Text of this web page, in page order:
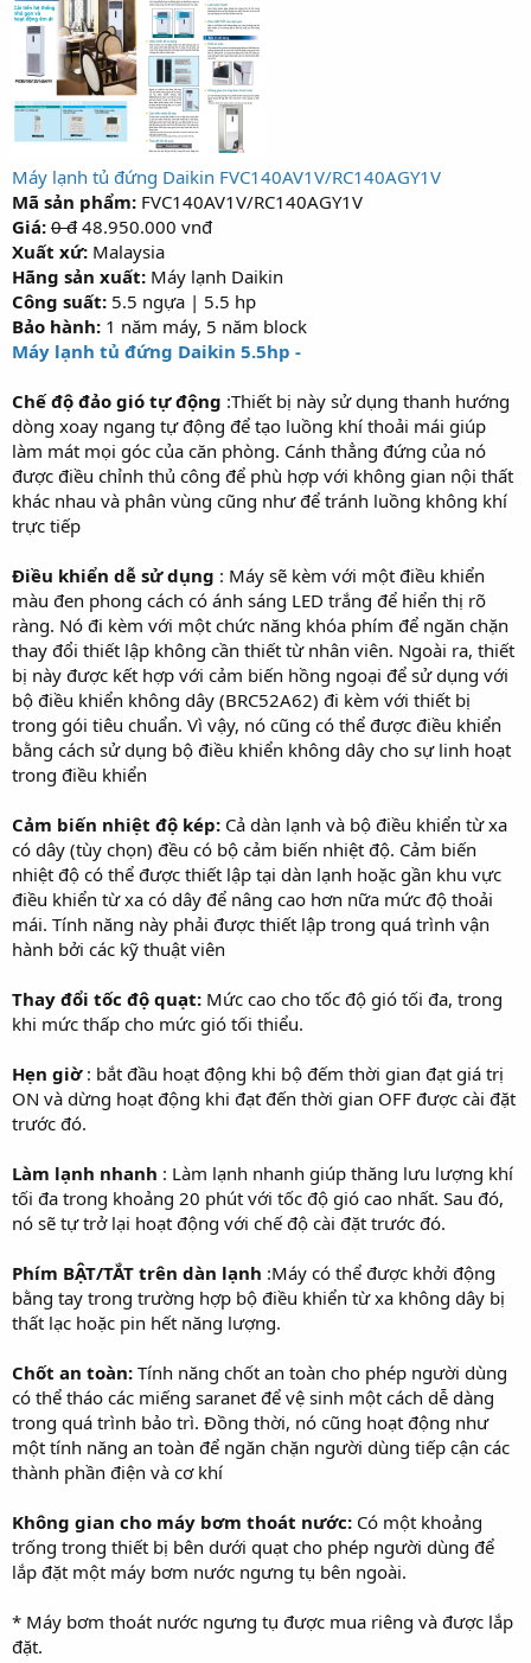
Máy lạnh tủ đứng Daikin FVC140AV1V/RC140AGY1V
Mã sản phẩm: FVC140AV1V/RC140AGY1V
Giá: 0 đ 48.950.000 vnđ
Xuất xứ: Malaysia
Hãng sản xuất: Máy lạnh Daikin
Công suất: 5.5 ngựa | 5.5 hp
Bảo hành: 1 năm máy, 5 năm block
Máy lạnh tủ đứng Daikin 5.5hp -
Chế độ đảo gió tự động :Thiết bị này sử dụng thanh hướng
dòng xoay ngang tự động để tạo luồng khí thoải mái giúp
làm mát mọi góc của căn phòng. Cánh thẳng đứng của nó
được điều chỉnh thủ công để phù hợp với không gian nội thất
khác nhau và phân vùng cũng như để tránh luồng không khí
trực tiếp
Điều khiển dễ sử dụng : Máy sẽ kèm với một điều khiển
màu đen phong cách có ánh sáng LED trắng để hiển thị rõ
ràng. Nó đi kèm với một chức năng khóa phím để ngăn chặn
thay đổi thiết lập không cần thiết từ nhân viên. Ngoài ra, thiết
bị này được kết hợp với cảm biến hồng ngoại để sử dụng với
bộ điều khiển không dây (BRC52A62) đi kèm với thiết bị
trong gói tiêu chuẩn. Vì vậy, nó cũng có thể được điều khiển
bằng cách sử dụng bộ điều khiển không dây cho sự linh hoạt
trong điều khiển
Cảm biến nhiệt độ kép: Cả dàn lạnh và bộ điều khiển từ xa
có dây (tùy chọn) đều có bộ cảm biến nhiệt độ. Cảm biến
nhiệt độ có thể được thiết lập tại dàn lạnh hoặc gần khu vực
điều khiển từ xa có dây để nâng cao hơn nữa mức độ thoải
mái. Tính năng này phải được thiết lập trong quá trình vận
hành bởi các kỹ thuật viên
Thay đổi tốc độ quạt: Mức cao cho tốc độ gió tối đa, trong
khi mức thấp cho mức gió tối thiểu.
Hẹn giờ: bắt đầu hoạt động khi bộ đếm thời gian đạt giá trị
ON và dừng hoạt động khi đạt đến thời gian OFF được cài đặt
trước đó.
Làm lạnh nhanh : Làm lạnh nhanh giúp thăng lưu lượng khí
tối đa trong khoảng 20 phút với tốc độ gió cao nhất. Sau đó,
nó sẽ tự trở lại hoạt động với chế độ cài đặt trước đó.
Phím BẬT/TẮT trên dàn lạnh :Máy có thể được khởi động
bằng tay trong trường hợp bộ điều khiển từ xa không dây bị
thất lạc hoặc pin hết năng lượng.
Chốt an toàn: Tính năng chốt an toàn cho phép người dùng
có thể tháo các miếng saranet để vệ sinh một cách dễ dàng
trong quá trình bảo trì. Đồng thời, nó cũng hoạt động như
một tính năng an toàn để ngăn chặn người dùng tiếp cận các
thành phần điện và cơ khí
Không gian cho máy bơm thoát nước: Có một khoảng
trống trong thiết bị bên dưới quạt cho phép người dùng để
lắp đặt một máy bơm nước ngưng tụ bên ngoài.
* Máy bơm thoát nước ngưng tụ được mua riêng và được lắp
đặt.